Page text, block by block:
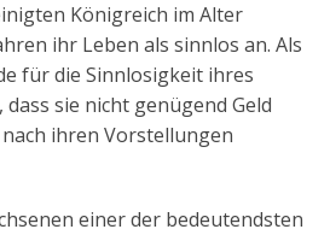
Königreich im Alter
ihr Leben als sinnlos an. Als
für die Sinnlosigkeit ihres
sie nicht genügend Geld
ihren Vorstellungen
einer der bedeutendsten